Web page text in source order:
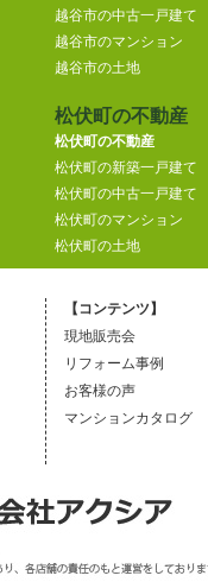
越谷市の中古一戸建て
越谷市のマンション
越谷市の土地
松伏町の不動産
松伏町の不動産
松伏町の新築一戸建て
松伏町の中古一戸建て
松伏町のマンション
松伏町の土地
【コンテンツ】
現地販売会
リフォーム事例
お客様の声
マンションカタログ